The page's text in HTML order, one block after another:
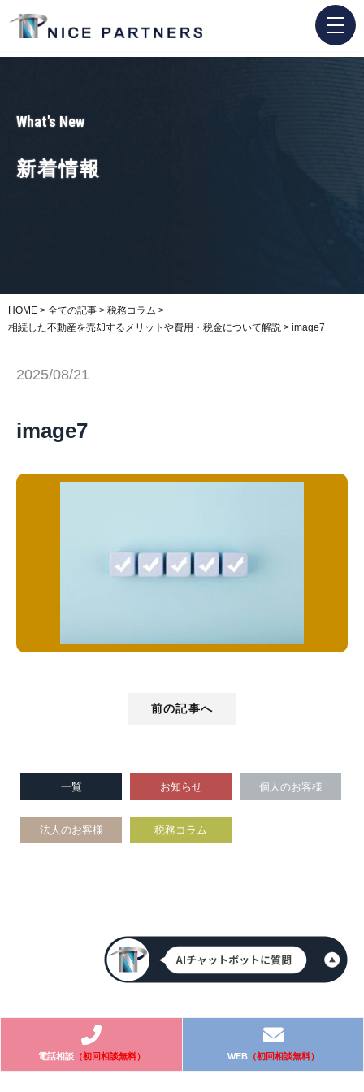
What's New
新着情報
HOME > 全ての記事 > 税務コラム >
相続した不動産を売却するメリットや費用・税金について解説 > image7
2025/08/21
image7
前の記事へ
一覧 お知らせ 個人のお客様
法人のお客様 税務コラム
電話相談（初回相談無料） WEB（初回相談無料）